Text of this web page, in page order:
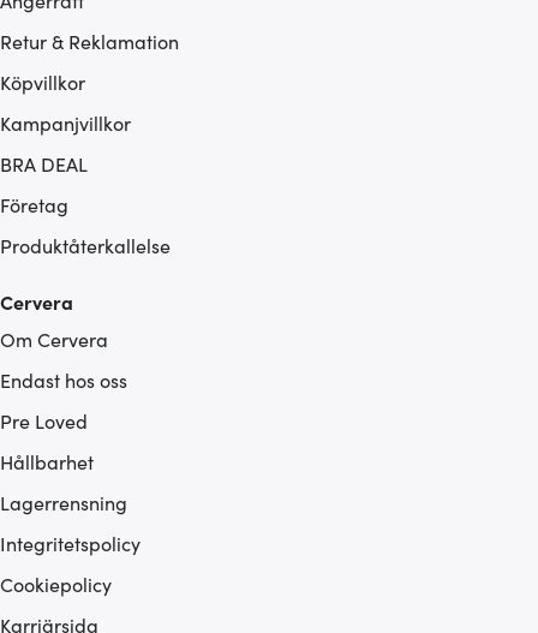
Retur & Reklamation
Köpvillkor
Kampanjvillkor
BRA DEAL
Företag
Produktåterkallelse
Cervera
Om Cervera
Endast hos oss
Pre Loved
Hållbarhet
Lagerrensning
Integritetspolicy
Cookiepolicy
Karriärsida